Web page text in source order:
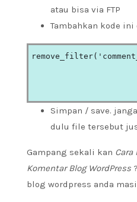
atau bisa via FTP
Tambahkan kode
Simpan / save.
dulu file tersebut
Gampang sekali kan
Komentar Blog WordPress
blog wordpress anda